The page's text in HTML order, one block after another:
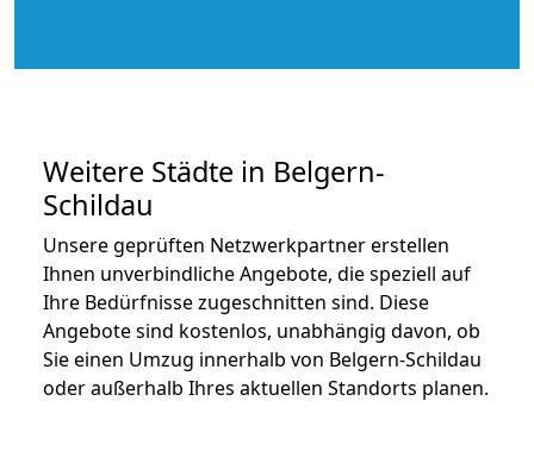
Weitere Städte in Belgern-
Schildau
Unsere geprüften Netzwerkpartner erstellen
Ihnen unverbindliche Angebote, die speziell auf
Ihre Bedürfnisse zugeschnitten sind. Diese
Angebote sind kostenlos, unabhängig davon, ob
Sie einen Umzug innerhalb von Belgern-Schildau
oder außerhalb Ihres aktuellen Standorts planen.